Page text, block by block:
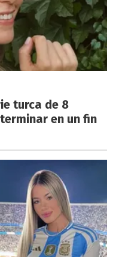
turca de 8
en un fin